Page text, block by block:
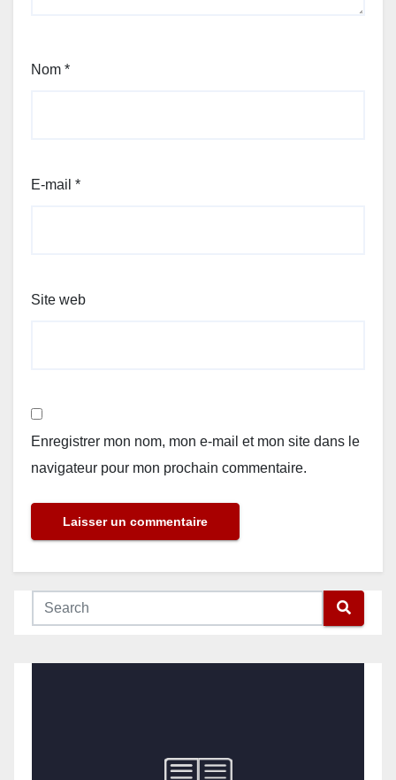
Nom *
E-mail *
Site web
Enregistrer mon nom, mon e-mail et mon site dans le
navigateur pour mon prochain commentaire.